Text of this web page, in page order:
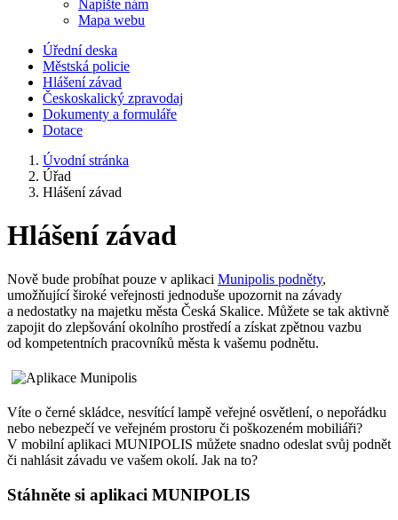
Napište nám
Mapa webu
Úřední deska
Městská policie
Hlášení závad
Českoskalický zpravodaj
Dokumenty a formuláře
Dotace
Úvodní stránka
Úřad
Hlášení závad
Hlášení závad
Nově bude probíhat pouze v aplikaci Munipolis podněty,
umožňující široké veřejnosti jednoduše upozornit na závady
a nedostatky na majetku města Česká Skalice. Můžete se tak aktivně
zapojit do zlepšování okolního prostředí a získat zpětnou vazbu
od kompetentních pracovníků města k vašemu podnětu.
Víte o černé skládce, nesvítící lampě veřejné osvětlení, o nepořádku
nebo nebezpečí ve veřejném prostoru či poškozeném mobiliáři?
V mobilní aplikaci MUNIPOLIS můžete snadno odeslat svůj podnět
či nahlásit závadu ve vašem okolí. Jak na to?
Stáhněte si aplikaci MUNIPOLIS